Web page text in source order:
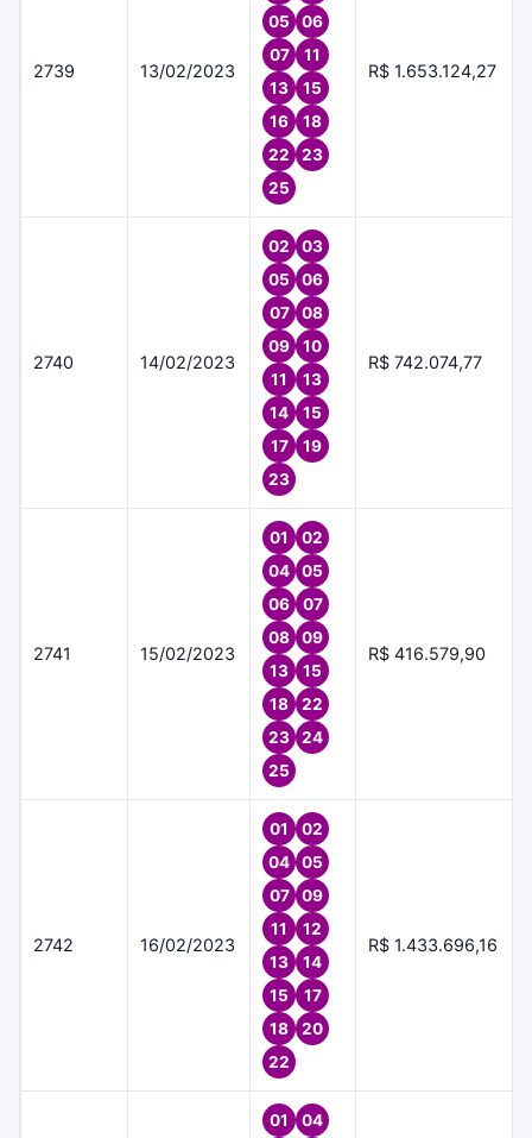
2739 13/02/2023
05
06
07
11
13
15
16
18
22
23
25
R$ 1.653.124,27
2740 14/02/2023
02
03
05
06
07
08
09
10
11
13
14
15
17
19
23
R$ 742.074,77
2741 15/02/2023
01
02
04
05
06
07
08
09
13
15
18
22
23
24
25
R$ 416.579,90
2742 16/02/2023
01
02
04
05
07
09
11
12
13
14
15
17
18
20
22
R$ 1.433.696,16
01 04